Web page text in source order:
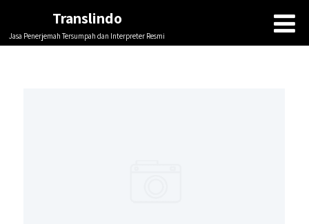
Translindo
Jasa Penerjemah Tersumpah dan Interpreter Resmi